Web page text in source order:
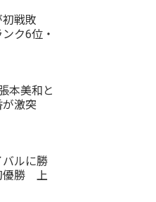
戦敗
ク6位・
本美和と
が激突
浜2026
ルに勝
優勝 上